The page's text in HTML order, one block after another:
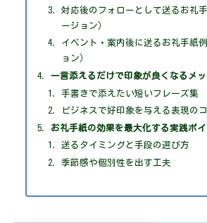
対応後のフォローとして送るお礼
ージョン）
イベント・案内後に送るお礼手紙
ョン）
一言添えるだけで印象が良くなるメ
手書きで添えたい短いフレーズ集
ビジネスで好印象を与える表現の
お礼手紙の効果を最大化する実践ポイ
送るタイミングと手段の選び方
季節感や個別性を出す工夫